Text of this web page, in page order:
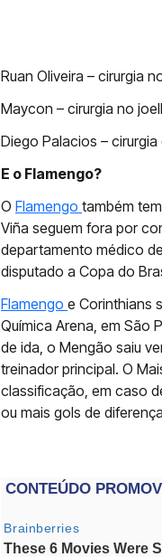
Ruan Oliveira – cirurgia
Maycon – cirurgia no
Diego Palacios –
E o Flamengo?
O Flamengo também
Viña seguem fora por
departamento médico
disputado a Copa do
Flamengo e Corinthians
Química Arena, em São
de ida, o Mengão saiu
treinador principal. O
classificação, em caso
ou mais gols de